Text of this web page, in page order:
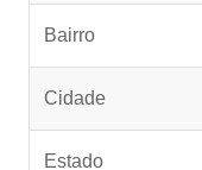
Bairro
Cidade
Estado